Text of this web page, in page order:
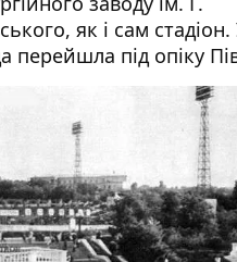
як і сам
перейшла під опіку